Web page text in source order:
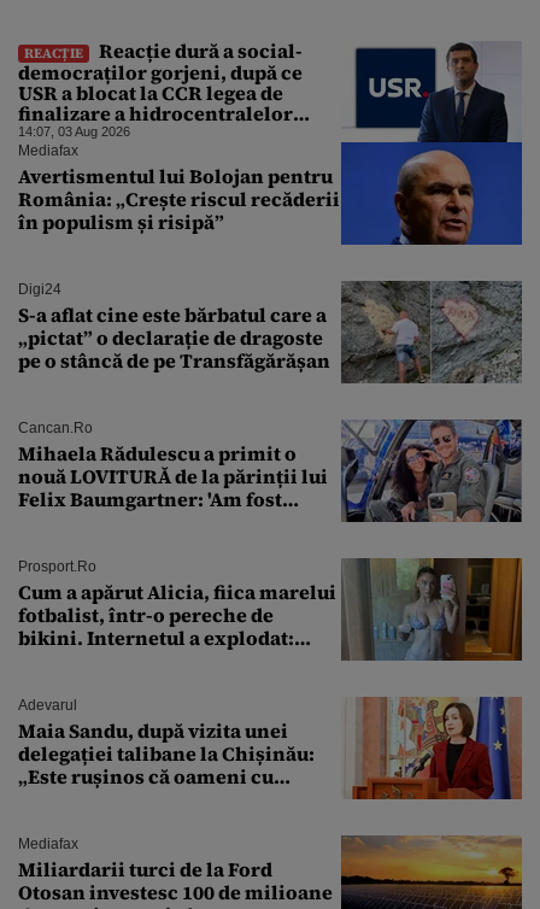
REACȚIE
Reacție dură a social-
democraților gorjeni, după ce
USR a blocat la CCR legea de
finalizare a hidrocentralelor
abandonate. „Nu ne-ar surprinde
dacă Miruță și USR ar acuza PSD și
de faptul că asupra Europei s-a
abătut o cupolă de foc”
14:07, 03 Aug 2026
Mediafax
Avertismentul lui Bolojan pentru
România: „Crește riscul recăderii
în populism și risipă”
Digi24
S-a aflat cine este bărbatul care a
„pictat” o declarație de dragoste
pe o stâncă de pe Transfăgărășan
Cancan.ro
Mihaela Rădulescu a primit o
nouă LOVITURĂ de la părinții lui
Felix Baumgartner: 'Am fost
Prosport.ro
Cum a apărut Alicia, fiica marelui
fotbalist, într-o pereche de
bikini. Internetul a explodat:
Adevarul
Maia Sandu, după vizita unei
delegației talibane la Chișinău:
„Este rușinos că oameni cu
Mediafax
Miliardarii turci de la Ford
Otosan investesc 100 de milioane